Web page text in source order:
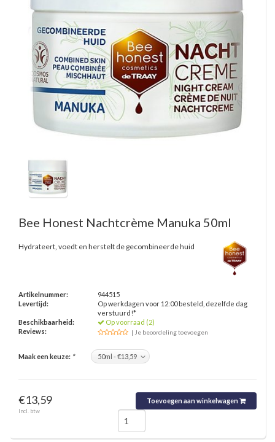
Bee Honest Nachtcrème Manuka 50ml
Hydrateert, voedt en herstelt de gecombineerde huid
Artikelnummer:
944515
Levertijd:
Op werkdagen voor 12:00 besteld, dezelfde dag
verstuurd!*
Beschikbaarheid:
Op voorraad (2)
Reviews:
| Je beoordeling toevoegen
Maak een keuze: *
€13,59
Incl. btw
Toevoegen aan winkelwagen